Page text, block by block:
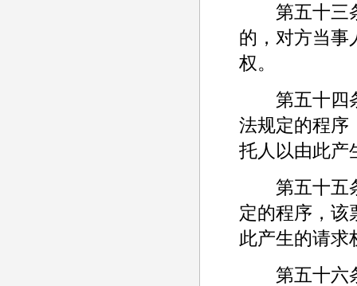
第五十三条
的，对方当事
权。
第五十四条
法规定的程序
托人以由此产
第五十五条
定的程序，该
此产生的请求
第五十六条